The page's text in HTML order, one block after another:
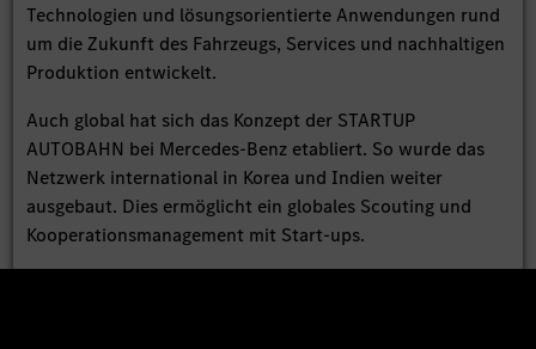
Technologien und lösungsorientierte Anwendungen rund
um die Zukunft des Fahrzeugs, Services und nachhaltigen
Produktion entwickelt.
Auch global hat sich das Konzept der STARTUP
AUTOBAHN bei Mercedes-Benz etabliert. So wurde das
Netzwerk international in Korea und Indien weiter
ausgebaut. Dies ermöglicht ein globales Scouting und
Kooperationsmanagement mit Start-ups.